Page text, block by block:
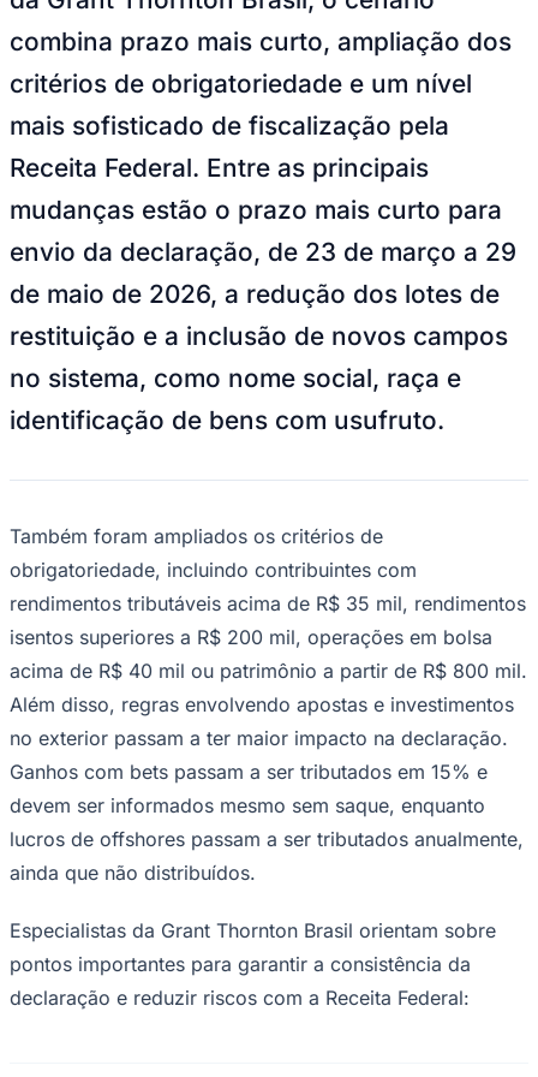
NBA
NFL
Fórmula 1
UFC
Tênis (ATP)
MLB
NHL
Atletismo
Vôlei
NBB
Competições de Futebol
Brasileirão Série A
Brasileirão Série B
Paulistão
Copa do Brasil
Libertadores
Sul-Americana
Copa América
Champions League
La Liga
Mundial 2026
Times - Ir direto
combina prazo mais curto, ampliação dos
critérios de obrigatoriedade e um nível
mais sofisticado de fiscalização pela
Receita Federal. Entre as principais
mudanças estão o prazo mais curto para
envio da declaração, de 23 de março a 29
de maio de 2026, a redução dos lotes de
restituição e a inclusão de novos campos
no sistema, como nome social, raça e
identificação de bens com usufruto.
Também foram ampliados os critérios de
obrigatoriedade, incluindo contribuintes com
rendimentos tributáveis acima de R$ 35 mil, rendimentos
isentos superiores a R$ 200 mil, operações em bolsa
acima de R$ 40 mil ou patrimônio a partir de R$ 800 mil.
Além disso, regras envolvendo apostas e investimentos
no exterior passam a ter maior impacto na declaração.
Ganhos com bets passam a ser tributados em 15% e
devem ser informados mesmo sem saque, enquanto
lucros de offshores passam a ser tributados anualmente,
ainda que não distribuídos.
Especialistas da Grant Thornton Brasil orientam sobre
pontos importantes para garantir a consistência da
declaração e reduzir riscos com a Receita Federal: